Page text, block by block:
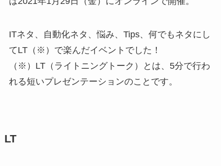
ITネタ、自動化ネタ、悩み、Tips、何でもネタにし
てLT（※）で楽んだイベントでした！
（※）LT（ライトニングトーク）とは、5分で行わ
れる短いプレゼンテーションのことです。
LT